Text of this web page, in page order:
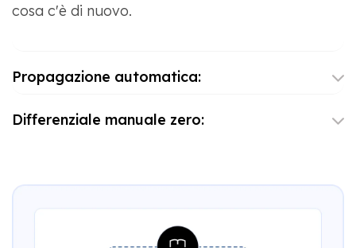
cosa c'è di nuovo.
Propagazione automatica:
Differenziale manuale zero: